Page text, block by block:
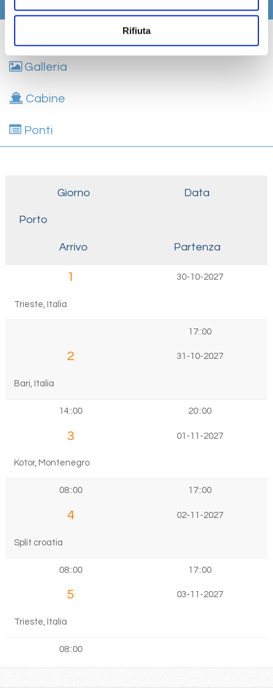
Rifiuta
Galleria
Cabine
Ponti
Giorno Data
Porto
Arrivo Partenza
1 30-10-2027
Trieste, Italia
17::00
2 31-10-2027
Bari, Italia
14::00 20::00
3 01-11-2027
Kotor, Montenegro
08::00 17::00
4 02-11-2027
Split croatia
08::00 17::00
5 03-11-2027
Trieste, Italia
08::00